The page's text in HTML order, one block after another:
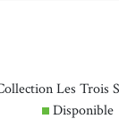
Les Trois
Disponible